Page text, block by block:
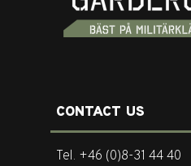
CONTACT US
Tel. +46 (0)8-31 44 40